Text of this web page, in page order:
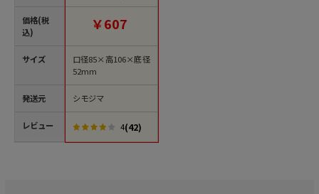
価格(税
込)
サイズ
発送元
レビュー
￥607
口径85×高106×底径
52mm
シモジマ
4(42)